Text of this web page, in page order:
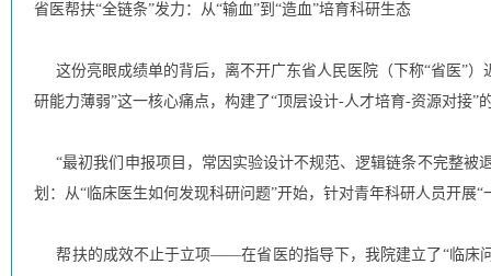
省医帮扶“全链条”发力：从“输血”到“造血”培育科研生态
这份亮眼成绩单的背后，离不开广东省人民医院（下称“省医”）
研能力薄弱”这一核心痛点，构建了“顶层设计-人才培育-资源对接”
“最初我们申报项目，常因实验设计不规范、逻辑链条不完整被
划：从“临床医生如何发现科研问题”开始，针对青年科研人员开展
帮扶的成效不止于立项——在省医的指导下，我院建立了“临床问